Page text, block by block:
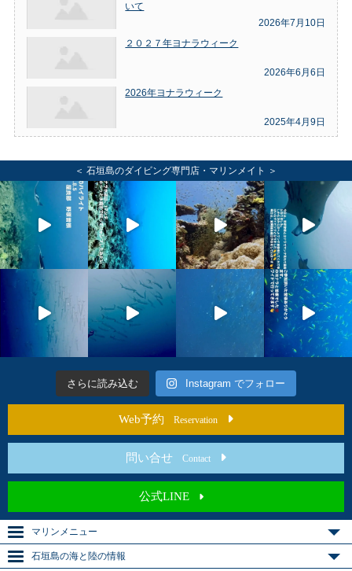
いて
2026年7月10日
２０２７年ヨナラウィーク
2026年6月6日
2026年ヨナラウィーク
2025年4月9日
＜ 石垣島のダイビング専門店・マリンメイト ＞
さらに読み込む Instagram でフォロー
Web予約 Reservation
問い合せ Contact
公式LINE
マリンメニュー
石垣島の海と陸の情報